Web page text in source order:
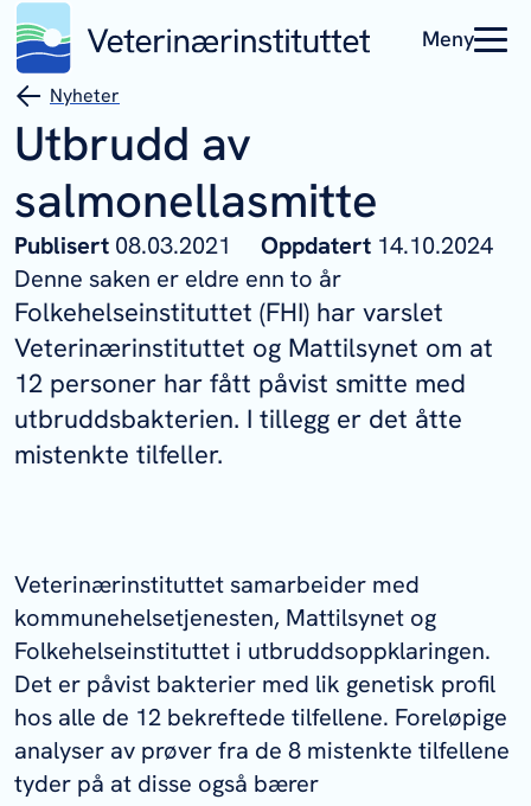
Meny
Nyheter
Utbrudd av
salmonellasmitte
Publisert 08.03.2021 Oppdatert 14.10.2024
Denne saken er eldre enn to år
Folkehelseinstituttet (FHI) har varslet
Veterinærinstituttet og Mattilsynet om at
12 personer har fått påvist smitte med
utbruddsbakterien. I tillegg er det åtte
mistenkte tilfeller.
Veterinærinstituttet samarbeider med
kommunehelsetjenesten, Mattilsynet og
Folkehelseinstituttet i utbruddsoppklaringen.
Det er påvist bakterier med lik genetisk profil
hos alle de 12 bekreftede tilfellene. Foreløpige
analyser av prøver fra de 8 mistenkte tilfellene
tyder på at disse også bærer